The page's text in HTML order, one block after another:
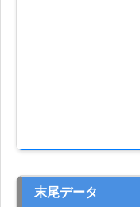
末尾データ